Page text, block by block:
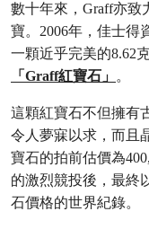
數十年來，Graff亦致
寶。2006年，佳士得
一顆近乎完美的8.62
「Graff紅寶石」 。
這顆紅寶石不但擁有
令人夢寐以求，而且
寶石的拍前估價為
的激烈競投後，最終
石價格的世界紀錄。